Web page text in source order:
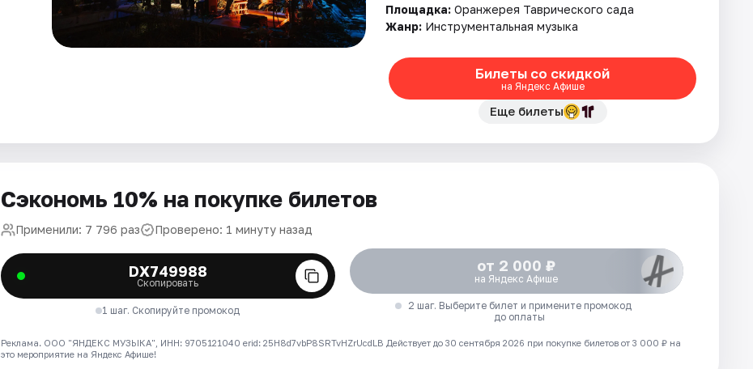
Площадка: Оранжерея Таврического сада
Жанр: Инструментальная музыка
Билеты со скидкой
на Яндекс Афише
Еще билеты
Сэкономь 10% на покупке билетов
Применили: 7 796 раз Проверено: 1 минуту назад
DX749988
Скопировать
1 шаг. Скопируйте промокод
от 2 000 ₽
на Яндекс Афише
2 шаг. Выберите билет и примените промокод
до оплаты
Реклама. ООО "ЯНДЕКС МУЗЫКА", ИНН: 9705121040 erid: 25H8d7vbP8SRTvHZrUcdLB Действует до 30 сентября 2026 при покупке билетов от 3 000 ₽ на
это мероприятие на Яндекс Афише!